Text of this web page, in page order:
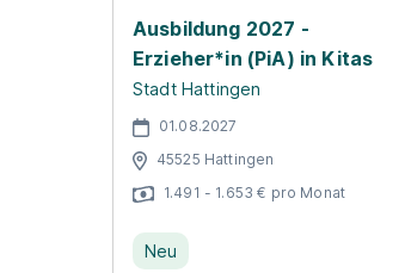
Ausbildung 2027 -
Erzieher*in (PiA) in Kitas
Stadt Hattingen
01.08.2027
45525 Hattingen
1.491 - 1.653 € pro Monat
Neu